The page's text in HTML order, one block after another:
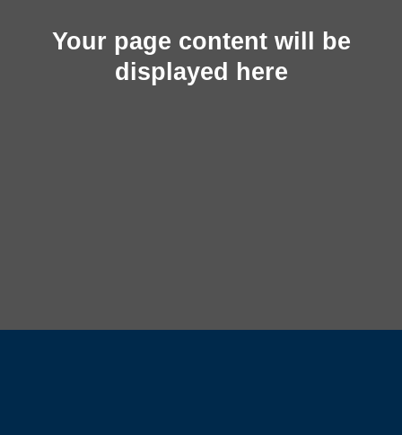
Your page content will be
displayed here